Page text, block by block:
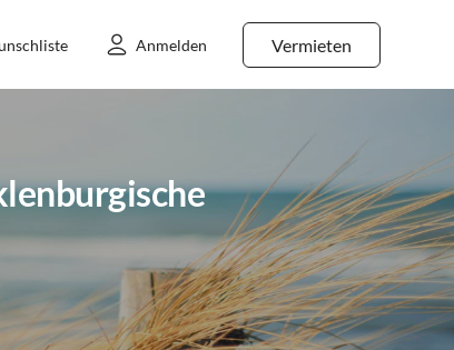
Vermieten
Anmelden